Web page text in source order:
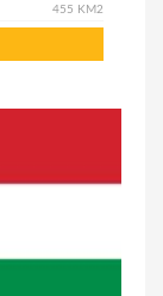
455 KM2